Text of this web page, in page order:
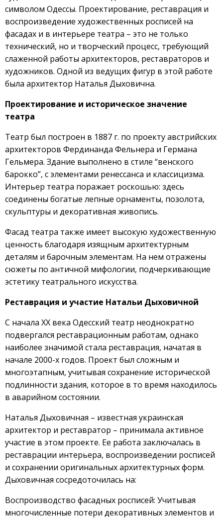
символом Одессы. Проектирование, реставрация и
воспроизведение художественных росписей на
фасадах и в интерьере театра – это не только
технический, но и творческий процесс, требующий
слаженной работы архитекторов, реставраторов и
художников. Одной из ведущих фигур в этой работе
была архитектор Наталья Дыховична.
Проектирование и историческое значение
театра
Театр был построен в 1887 г. по проекту австрийских
архитекторов Фердинанда Фельнера и Германа
Гельмера. Здание выполнено в стиле “венского
барокко”, с элементами ренессанса и классицизма.
Интерьер театра поражает роскошью: здесь
соединены богатые лепные орнаменты, позолота,
скульптуры и декоративная живопись.
Фасад театра также имеет высокую художественную
ценность благодаря изящным архитектурным
деталям и барочным элементам. На нем отражены
сюжеты по античной мифологии, подчеркивающие
эстетику театрального искусства.
Реставрация и участие Натальи Дыховичной
С начала ХХ века Одесский театр неоднократно
подвергался реставрационным работам, однако
наиболее значимой стала реставрация, начатая в
начале 2000-х годов. Проект был сложным и
многоэтапным, учитывая сохранение исторической
подлинности здания, которое в то время находилось
в аварийном состоянии.
Наталья Дыховичная – известная украинская
архитектор и реставратор – принимала активное
участие в этом проекте. Ее работа заключалась в
реставрации интерьера, воспроизведении росписей
и сохранении оригинальных архитектурных форм.
Дыховичная сосредоточилась на:
Воспроизводство фасадных росписей: Учитывая
многочисленные потери декоративных элементов и